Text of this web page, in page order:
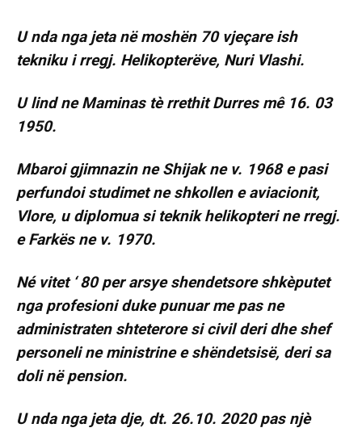
U nda nga jeta në moshën 70 vjeçare ish
tekniku i rregj. Helikopterëve, Nuri Vlashi.
U lind ne Maminas tè rrethit Durres mê 16. 03
1950.
Mbaroi gjimnazin ne Shijak ne v. 1968 e pasi
perfundoi studimet ne shkollen e aviacionit,
Vlore, u diplomua si teknik helikopteri ne rregj.
e Farkës ne v. 1970.
Né vitet ‘ 80 per arsye shendetsore shkèputet
nga profesioni duke punuar me pas ne
administraten shteterore si civil deri dhe shef
personeli ne ministrine e shëndetsisë, deri sa
doli në pension.
U nda nga jeta dje, dt. 26.10. 2020 pas njè